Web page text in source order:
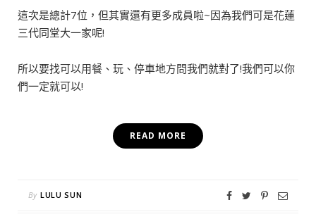
這次是總計7位，但其實還有更多成員啦~因為我們可是花蓮
三代同堂大一家呢!
所以要找可以用餐、玩、停車地方問我們就對了!我們可以你
們一定就可以!
READ MORE
By LULU SUN